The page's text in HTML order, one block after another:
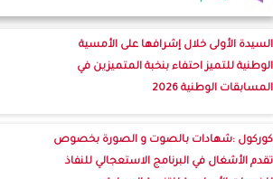
السيدة الأولى خلال إشرافها على الأمسية
الوطنية للتميز احتفاء بنخبة المتميزين في
المسابقات الوطنية 2026
كوركول :شهادات بالصوت و الصورة بخصوص
تقدم الأشغال في البرنامج الاستعجالي للنفاذ